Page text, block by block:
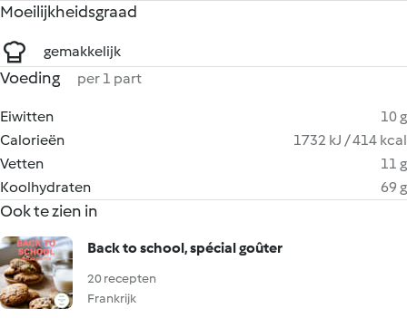
Moeilijkheidsgraad
gemakkelijk
Voeding per 1 part
Eiwitten
10 g
Calorieën
1732 kJ / 414 kcal
Vetten
11 g
Koolhydraten
69 g
Ook te zien in
Back to school, spécial goûter
20 recepten
Frankrijk